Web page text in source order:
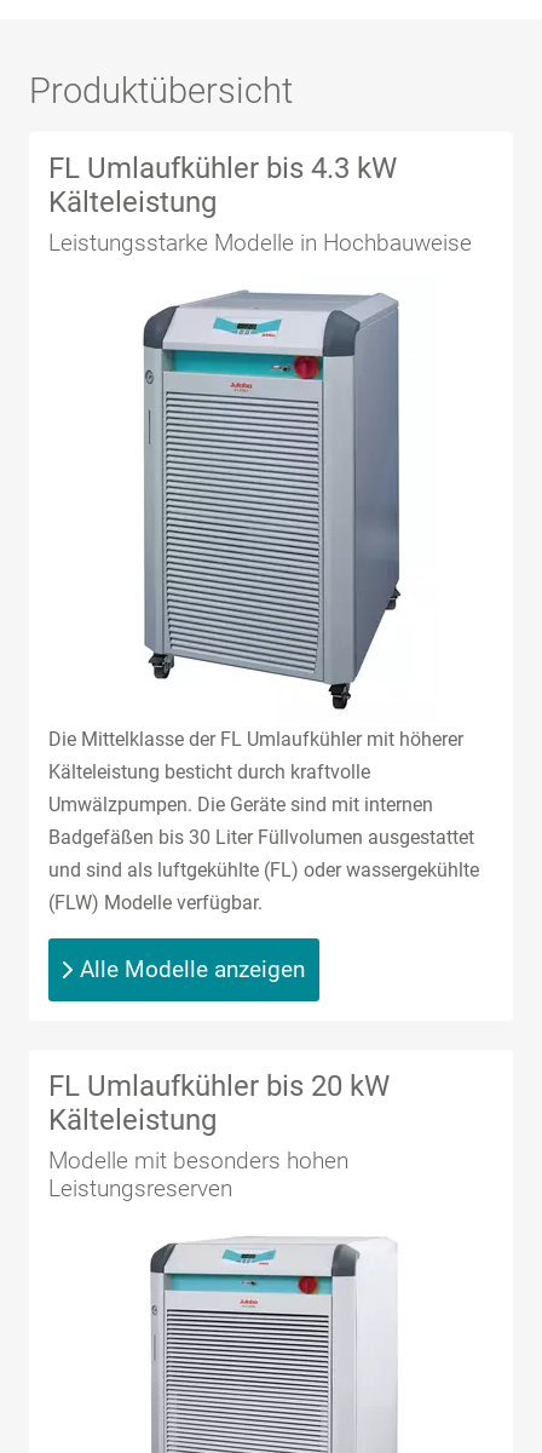
Produktübersicht
FL Umlaufkühler bis 4.3 kW
Kälteleistung
Leistungsstarke Modelle in Hochbauweise
Die Mittelklasse der FL Umlaufkühler mit höherer
Kälteleistung besticht durch kraftvolle
Umwälzpumpen. Die Geräte sind mit internen
Badgefäßen bis 30 Liter Füllvolumen ausgestattet
und sind als luftgekühlte (FL) oder wassergekühlte
(FLW) Modelle verfügbar.
Alle Modelle anzeigen
FL Umlaufkühler bis 20 kW
Kälteleistung
Modelle mit besonders hohen
Leistungsreserven